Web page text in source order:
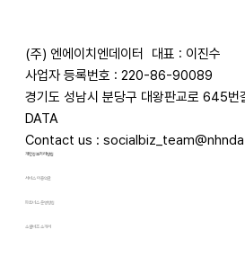
(주) 엔에이치엔데이터
대표 : 이진수
사업자 등록번호 : 220-86-90089
경기도 성남시 분당구 대왕판교로 645번
DATA
Contact us :
​개인정보처리방침
서비스 이용약관
파트너스 운영방침
​소셜비즈 소개서